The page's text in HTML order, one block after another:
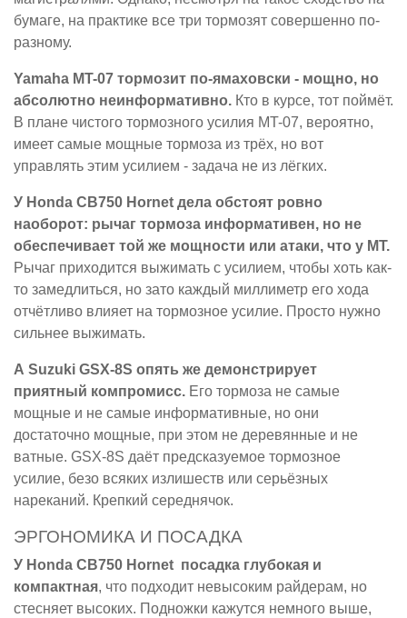
бумаге, на практике все три тормозят совершенно по-
разному.
Yamaha MT-07 тормозит по-ямаховски - мощно, но
абсолютно неинформативно. Кто в курсе, тот поймёт.
В плане чистого тормозного усилия MT-07, вероятно,
имеет самые мощные тормоза из трёх, но вот
управлять этим усилием - задача не из лёгких.
У Honda CB750 Hornet дела обстоят ровно
наоборот: рычаг тормоза информативен, но не
обеспечивает той же мощности или атаки, что у MT.
Рычаг приходится выжимать с усилием, чтобы хоть как-
то замедлиться, но зато каждый миллиметр его хода
отчётливо влияет на тормозное усилие. Просто нужно
сильнее выжимать.
А Suzuki GSX-8S опять же демонстрирует
приятный компромисс. Его тормоза не самые
мощные и не самые информативные, но они
достаточно мощные, при этом не деревянные и не
ватные. GSX-8S даёт предсказуемое тормозное
усилие, безо всяких излишеств или серьёзных
нареканий. Крепкий середнячок.
ЭРГОНОМИКА И ПОСАДКА
У Honda CB750 Hornet посадка глубокая и
компактная, что подходит невысоким райдерам, но
стесняет высоких. Подножки кажутся немного выше,